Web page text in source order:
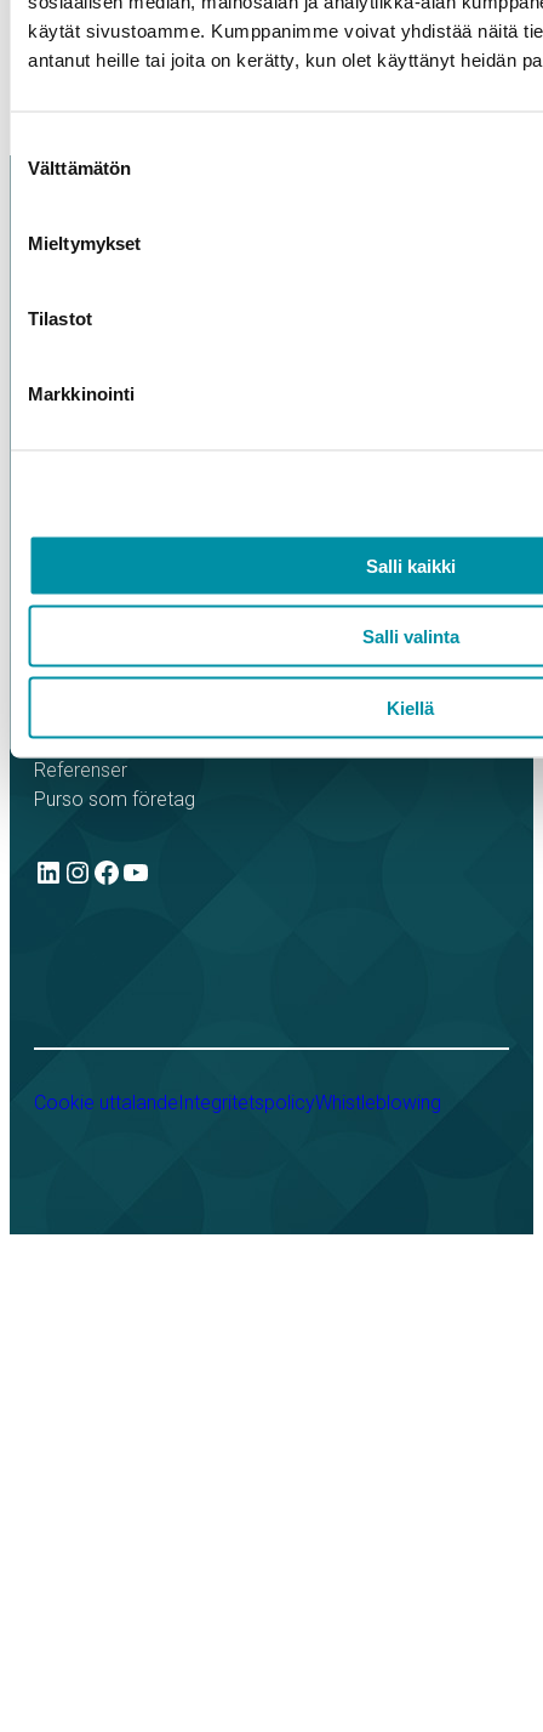
käytät sivustoamme. Kumppanimme voivat yhdistää näitä
antanut heille tai joita on kerätty, kun olet käyttänyt heidän
valinta
Välttämätön
Mieltymykset
Tilastot
Markkinointi
Salli kaikki
Salli valinta
Kiellä
dwg-FilTeknisk broschyr
Purso är ett finländskt familjeföretag som designar och
byggande.
Faktureringsinformation
Aluminiumextrudering och vidareförädling
Elektirska produkter
Referenser
Purso som företag
LinkedIn
Instagram
Facebook
YouTube
Cookie uttalandeIntegritetspolicyWhistleblowing